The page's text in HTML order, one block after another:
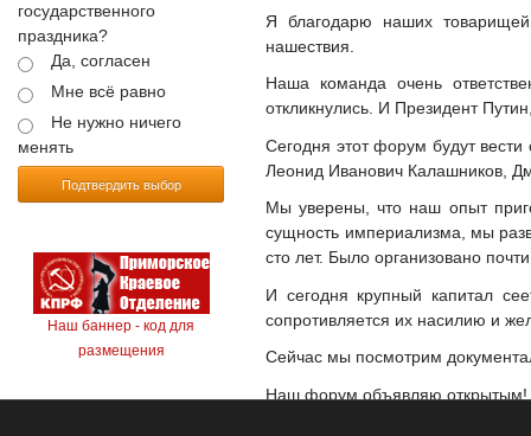
государственного
праздника?
Да, согласен
Мне всё равно
Не нужно ничего
менять
Подтвердить выбор
Наш баннер - код для
размещения
Я благодарю наших
нашествия.
Наша команда очень
откликнулись. И Президент
Сегодня этот форум будут
Леонид Иванович Калашников,
Мы уверены, что наш опыт
сущность империализма, мы
сто лет. Было организовано
И сегодня крупный капитал
сопротивляется их насилию и
Сейчас мы посмотрим
Наш форум объявляю открытым!